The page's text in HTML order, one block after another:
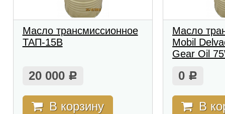
Масло трансмиссионное
ТАП-15В
20 000 Р
В корзину
Масло
Mobil
Gear Oil
0 Р
В